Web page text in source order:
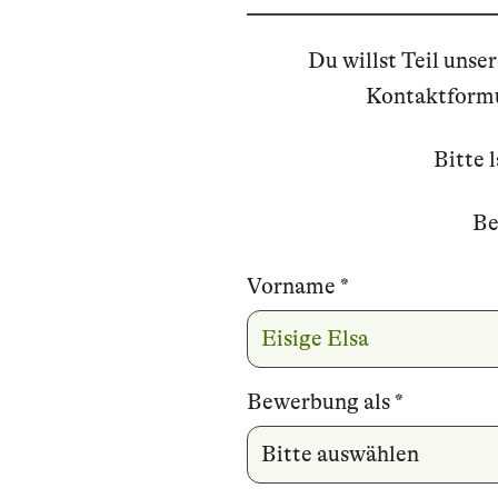
Du willst Teil
Bitte
Vorname *
Bewerbung als*
Name